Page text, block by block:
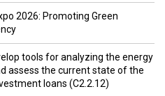
2026: Promoting Green
tools for analyzing the energy
assess the current state of the
loans (C2.2.12)